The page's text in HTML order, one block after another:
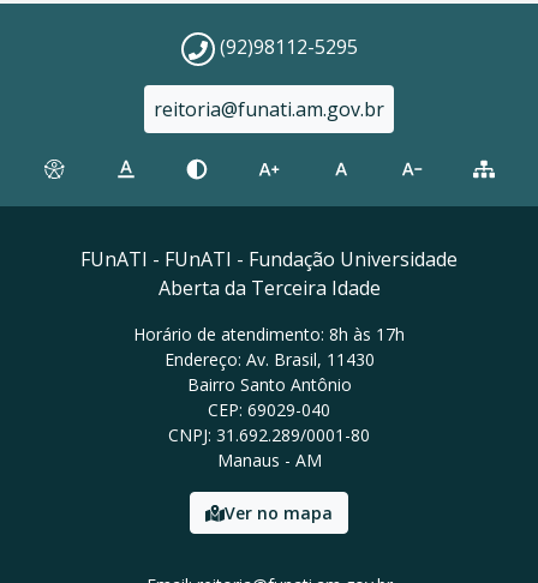
(92)98112-5295
reitoria@funati.am.gov.br
FUnATI - FUnATI - Fundação Universidade
Aberta da Terceira Idade
Horário de atendimento: 8h às 17h
Endereço: Av. Brasil, 11430
Bairro Santo Antônio
CEP: 69029-040
CNPJ: 31.692.289/0001-80
Manaus - AM
Ver no mapa